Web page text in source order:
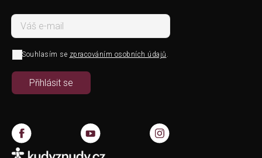
Souhlasím se zpracováním osobních údajů .